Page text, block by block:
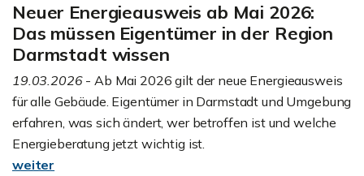
Neuer Energieausweis ab Mai 2026:
Das müssen Eigentümer in der Region
Darmstadt wissen
19.03.2026- Ab Mai 2026 gilt der neue Energieausweis
für alle Gebäude. Eigentümer in Darmstadt und Umgebung
erfahren, was sich ändert, wer betroffen ist und welche
Energieberatung jetzt wichtig ist.
weiter